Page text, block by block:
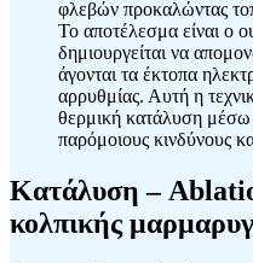
φλεβών προκαλώντας
Το αποτέλεσμα είναι ο
δημιουργείται να
άγονται τα έκτοπα
αρρυθμίας. Αυτή η
θερμική κατάλυση μέσω
παρόμοιους κινδύνους
Κατάλυση –
κολπικής